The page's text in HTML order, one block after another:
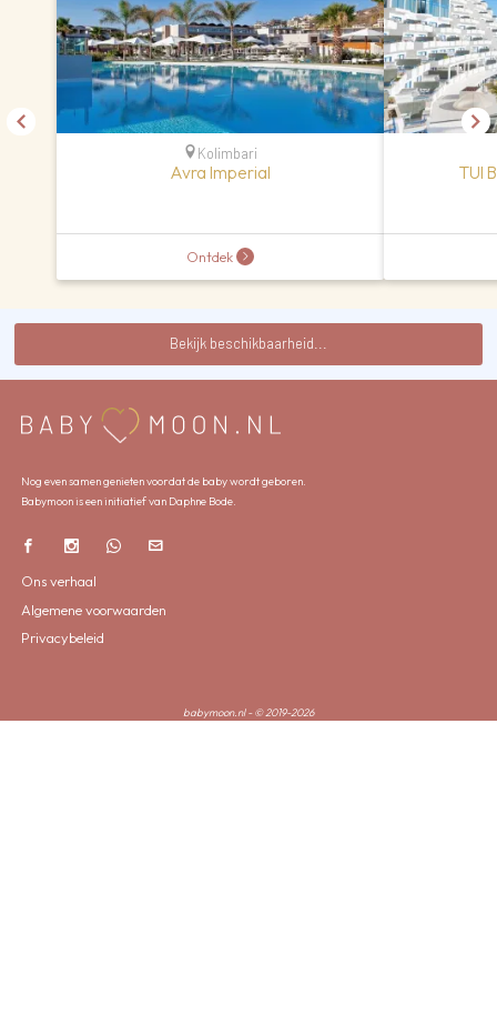
Kolimbari
Avra Imperial
Ontdek
TUI
Bekijk beschikbaarheid...
Nog even samen genieten voordat de baby wordt geboren.
Babymoon is een initiatief van Daphne Bode.
Ons verhaal
Algemene voorwaarden
Privacybeleid
babymoon.nl - © 2019-2026